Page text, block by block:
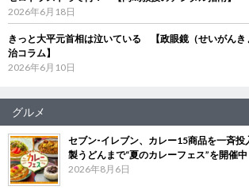
2026年6月18日
きっと大平元首相は泣いている 【政眼鏡（せいがんき
治コラム】
2026年6月10日
グルメ
セブン‐イレブン、カレー15商品を一斉
製うどんまで“夏のカレーフェス”を開催中
2026年8月6日